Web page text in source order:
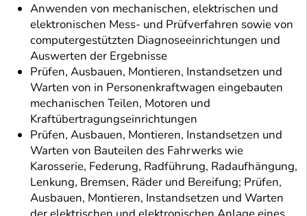
Anwenden von mechanischen, elektrischen und
elektronischen Mess- und Prüfverfahren sowie von
computergestützten Diagnoseeinrichtungen und
Auswerten der Ergebnisse
Prüfen, Ausbauen, Montieren, Instandsetzen und
Warten von in Personenkraftwagen eingebauten
mechanischen Teilen, Motoren und
Kraftübertragungseinrichtungen
Prüfen, Ausbauen, Montieren, Instandsetzen und
Warten von Bauteilen des Fahrwerks wie
Karosserie, Federung, Radführung, Radaufhängung,
Lenkung, Bremsen, Räder und Bereifung; Prüfen,
Ausbauen, Montieren, Instandsetzen und Warten